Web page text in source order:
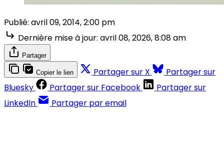
Publié: avril 09, 2014, 2:00 pm
Dernière mise à jour: avril 08, 2026, 8:08 am
Partager
Copier le lien Partager sur X
Partager sur
Bluesky
Partager sur Facebook
Partager sur
LinkedIn
Partager par email